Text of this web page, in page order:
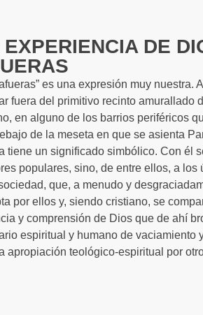
EXPERIENCIA DE
es una expresión muy
fuera del primitivo recinto amurallado
en alguno de los barrios periféricos
de la meseta en que se asienta
tiene un significado simbólico. Con él
populares, sino, de entre ellos, a
que, a menudo y
por ellos y, siendo cristiano, se
y comprensión de Dios que de ahí
espiritual y humano de vaciamiento
apropiación teológico-espiritual por